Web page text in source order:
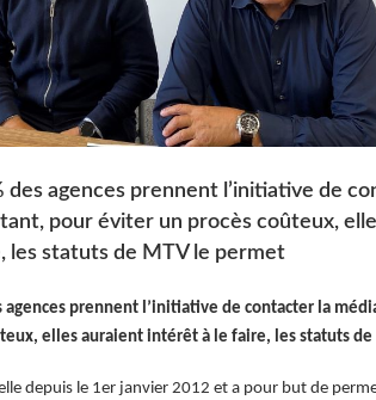
des agences prennent l’initiative de
pour éviter un procès coûteux,
les statuts de MTV le permet
agences prennent l’initiative de contacter la
elles auraient intérêt à le faire, les statuts
depuis le 1er janvier 2012 et a pour but de